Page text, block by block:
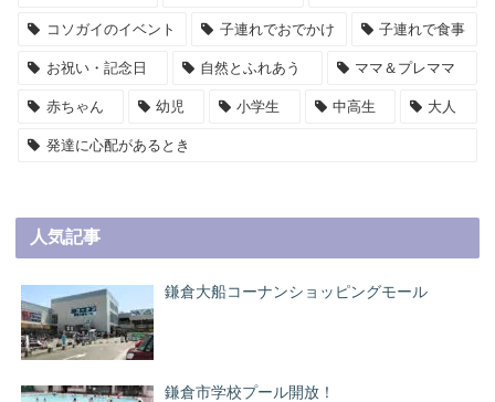
小学生
幼児
子連れでおでかけ
大人
赤ちゃん
ママ＆プレママ
子連れで食事
お祝い・記念日
コソガイのイベント
中高生
発達に心配があるとき
自然とふれあう
人気記事
鎌倉大船コーナンショッピングモール
鎌倉市学校プール開放！